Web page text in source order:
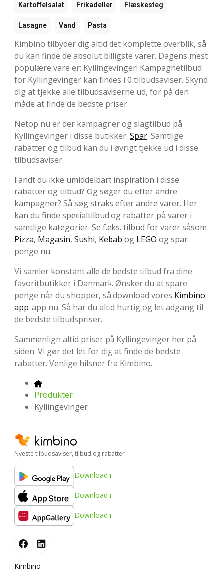
Kartoffelsalat Frikadeller Flæskesteg
Lasagne Vand Pasta
Kimbino tilbyder dig altid det komplette overblik, så
du kan finde de absolut billigste varer. Dagens mest
populære vare er: Kyllingevinger! Kampagnetilbud
for Kyllingevinger kan findes i 0 tilbudsaviser. Skynd
dig at tjekke alle tilbudsaviserne ud, for på den
måde at finde de bedste priser.
Netop nu er der kampagner og slagtilbud på
Kyllingevinger i disse butikker: Spar. Samtlige
rabatter og tilbud kan du i øvrigt tjekke ud i disse
tilbudsaviser:
Fandt du ikke umiddelbart inspiration i disse
rabatter og tilbud? Og søger du efter andre
kampagner? Så søg straks efter andre varer. Her
kan du finde specialtilbud og rabatter på varer i
samtlige kategorier. Se f.eks. tilbud for varer såsom
Pizza, Magasin, Sushi, Kebab og LEGO og spar
penge nu.
Vi samler konstant alle de bedste tilbud fra dine
favoritbutikker i Danmark. Ønsker du at spare
penge når du shopper, så download vores Kimbino
app-app nu. Så har du altid hurtig og let adgang til
de bedste tilbudspriser.
Sammenlign altid priser på Kyllingevinger her på
siden. Vi gør det let for dig at finde de bedste
rabatter. Venlige hilsner fra Kimbino.
Produkter
Kyllingevinger
Nyeste tilbudsaviser, tilbud og rabatter
Download i
Download i
Download i
Kimbino